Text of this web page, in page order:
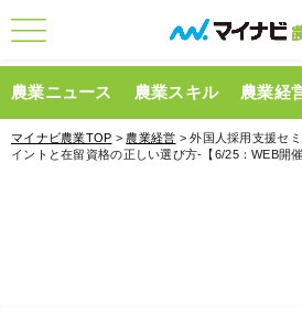
農業ニュース 農業スキル 農業経
マイナビ農業TOP > 農業経営 > 外国人採用支援セ
イントと在留資格の正しい選び方-【6/25：WEB開